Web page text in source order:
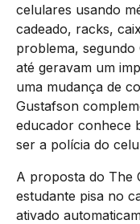
celulares usando
cadeado, racks,
problema, segundo
até geravam um
uma mudança de
Gustafson
educador conhece
ser a polícia do
A proposta do The
estudante pisa no
ativado